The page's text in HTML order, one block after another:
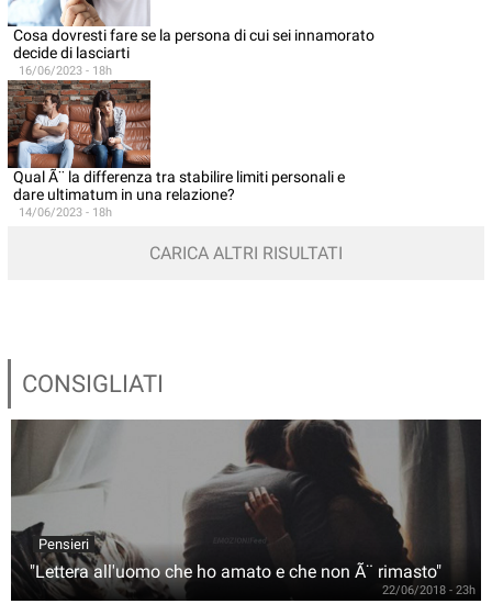
Cosa dovresti fare se la persona di cui sei innamorato
decide di lasciarti
16/06/2023 - 18h
Qual Ã¨ la differenza tra stabilire limiti personali e
dare ultimatum in una relazione?
14/06/2023 - 18h
CARICA ALTRI RISULTATI
CONSIGLIATI
Pensieri
"Lettera all'uomo che ho amato e che non Ã¨ rimasto"
22/06/2018 - 23h